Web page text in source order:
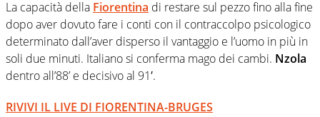
La capacità della Fiorentina di restare sul pezzo fino alla fine
dopo aver dovuto fare i conti con il contraccolpo psicologico
determinato dall’aver disperso il vantaggio e l’uomo in più in
soli due minuti. Italiano si conferma mago dei cambi. Nzola
dentro all’88’ e decisivo al 91′.
RIVIVI IL LIVE DI FIORENTINA-BRUGES